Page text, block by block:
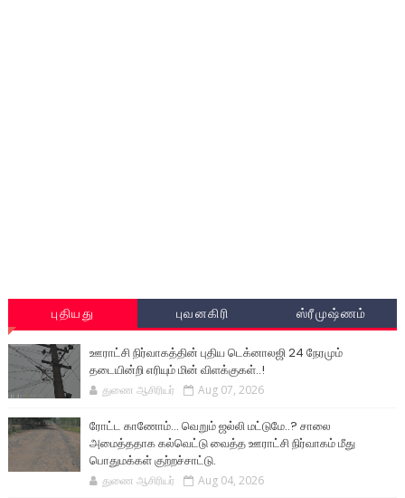
புதியது புவனகிரி ஸ்ரீமுஷ்ணம்
ஊராட்சி நிர்வாகத்தின் புதிய டெக்னாலஜி 24 நேரமும்
தடையின்றி எரியும் மின் விளக்குகள்..!
துணை ஆசிரியர் Aug 07, 2026
ரோட்ட காணோம்... வெறும் ஜல்லி மட்டுமே..? சாலை
அமைத்ததாக கல்வெட்டு வைத்த ஊராட்சி நிர்வாகம் மீது
பொதுமக்கள் குற்றச்சாட்டு.
துணை ஆசிரியர் Aug 04, 2026